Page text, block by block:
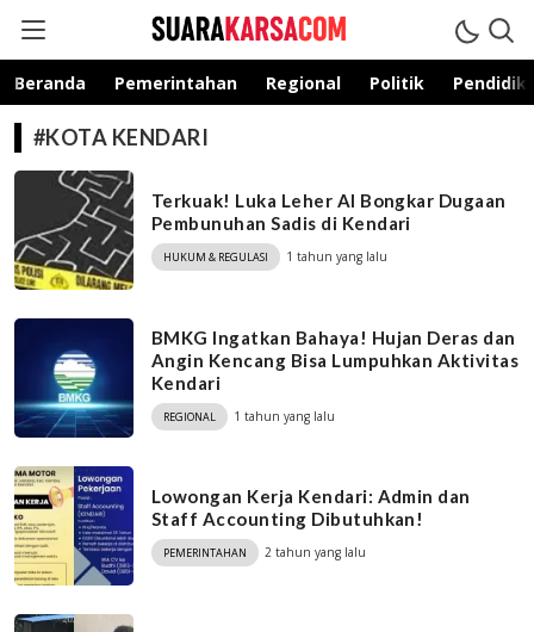
suarakarsa.com
Informasi terpercaya
Beranda Pemerintahan Regional Politik
#KOTA KENDARI
Terkuak! Luka Leher AI Bongkar Dugaan
Pembunuhan Sadis di Kendari
HUKUM & REGULASI 1 tahun yang lalu
BMKG Ingatkan Bahaya! Hujan Deras dan
Angin Kencang Bisa Lumpuhkan Aktivitas
Kendari
REGIONAL 1 tahun yang lalu
Lowongan Kerja Kendari: Admin dan
Staff Accounting Dibutuhkan!
PEMERINTAHAN 2 tahun yang lalu